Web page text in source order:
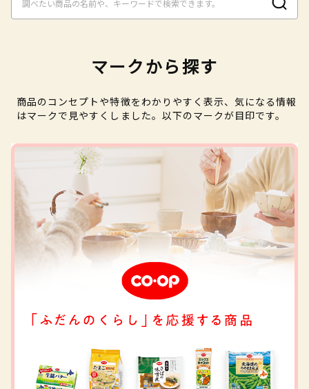
マークから探す
商品のコンセプトや特徴をわかりやすく表示、気になる情報
はマークで見やすくしました。以下のマークが目印です。